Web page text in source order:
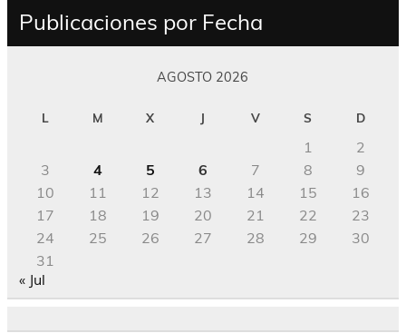
Publicaciones por Fecha
AGOSTO 2026
L M X J V S D
1
2
3
4 5 6 7 8
9
10
11 12 13 14 15
16
17
18 19 20 21 22
23
24
25 26 27 28 29
30
31
« Jul